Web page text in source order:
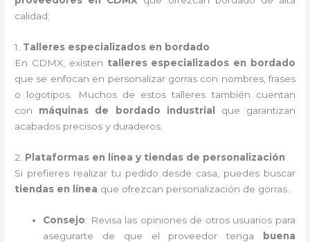
calidad:
1. Talleres especializados en bordado
En CDMX, existen talleres especializados en bordado
que se enfocan en personalizar gorras con nombres, frases
o logotipos. Muchos de estos talleres también cuentan
con máquinas de bordado industrial
que garantizan
acabados precisos y duraderos.
2. Plataformas en línea y tiendas de personalización
Si prefieres realizar tu pedido desde casa, puedes buscar
tiendas en línea que ofrezcan personalización de gorras.
Consejo: Revisa las opiniones de otros usuarios para
asegurarte de que el proveedor tenga
buena